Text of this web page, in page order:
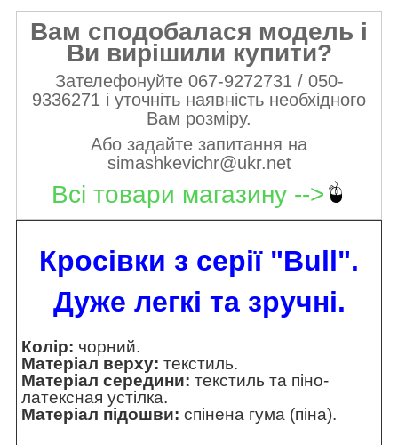
Вам сподобалася модель і
Ви вирішили купити?
Зателефонуйте 067-9272731 / 050-
9336271 і уточніть наявність необхідного
Вам розміру.
Або задайте запитання на
simashkevichr@ukr.net
Всі товари магазину -->
Кросівки з серії "Bull".
Дуже легкі та зручні.
Колір: чорний.
Матеріал верху: текстиль.
Матеріал середини: текстиль та піно-
латексная устілка.
Матеріал підошви: спінена гума (піна).